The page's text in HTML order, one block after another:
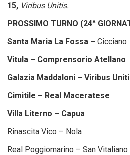
15, Viribus Unitis.
PROSSIMO TURNO (24^
Santa Maria La Fossa – Cicciano
Vitula – Comprensorio Atellano
Galazia Maddaloni – Viribus
Cimitile – Real Maceratese
Villa Literno – Capua
Rinascita Vico – Nola
Real Poggiomarino – San Vitaliano